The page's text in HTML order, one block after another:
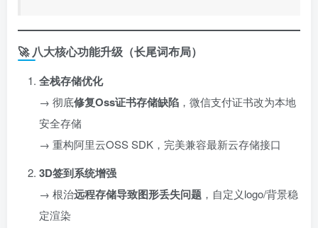
🚀 八大核心功能升级（长尾词布局）
全栈存储优化
→ 彻底修复Oss证书存储缺陷 ，微信支付证书改为本地
安全存储
→ 重构阿里云OSS SDK，完美兼容最新云存储接口
3D签到系统增强
→ 根治远程存储导致图形丢失问题 ，自定义logo/背景稳
定渲染